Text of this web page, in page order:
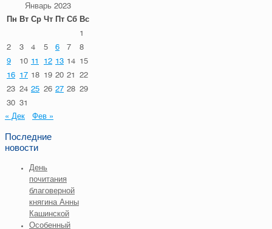
Январь 2023
Пн Вт Ср Чт Пт Сб Вс
1
2
3 4 5 6 7
8
9
10 11 12 13 14
15
16
17 18 19 20 21
22
23 24 25 26 27 28 29
30 31
« Дек
Фев »
Последние
новости
День
почитания
благоверной
княгина Анны
Кашинской
Особенный